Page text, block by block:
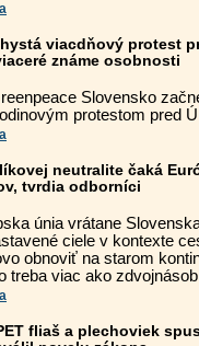
viacdňový protest
známe osobnosti
Slovensko
protestom pred
neutralite čaká
tvrdia odborníci
únia vrátane
ciele v kontexte
obnoviť na starom
treba viac ako
fliaš a plechoviek